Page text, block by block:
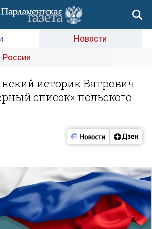
Новости
России
историк Вятрович
список» польского